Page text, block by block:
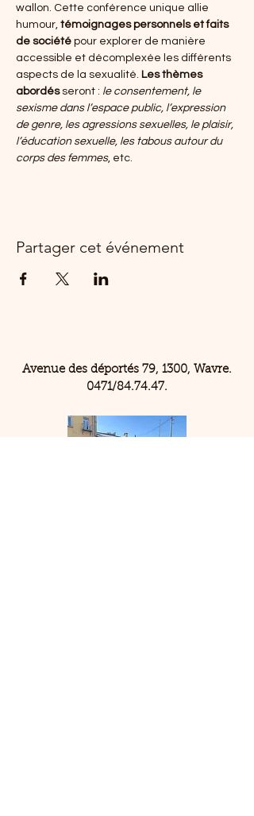
wallon. Cette conférence unique allie
humour, témoignages personnels et faits
de société pour explorer de manière
accessible et décomplexée les différents
aspects de la sexualité. Les thèmes
abordés seront : le consentement, le
sexisme dans l’espace public, l’expression
de genre, les agressions sexuelles, le plaisir,
l’éducation sexuelle, les tabous autour du
corps des femmes, etc.
Partager cet événement
Avenue des déportés 79, 1300, Wavre.
0471/84.74.47.